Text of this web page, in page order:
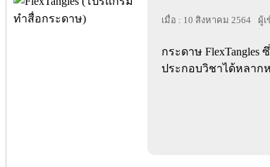
เมื่อ : 10 สิงหาคม 2564 ผู้
กระดาษ
ประกอบวิชาได้หลาก